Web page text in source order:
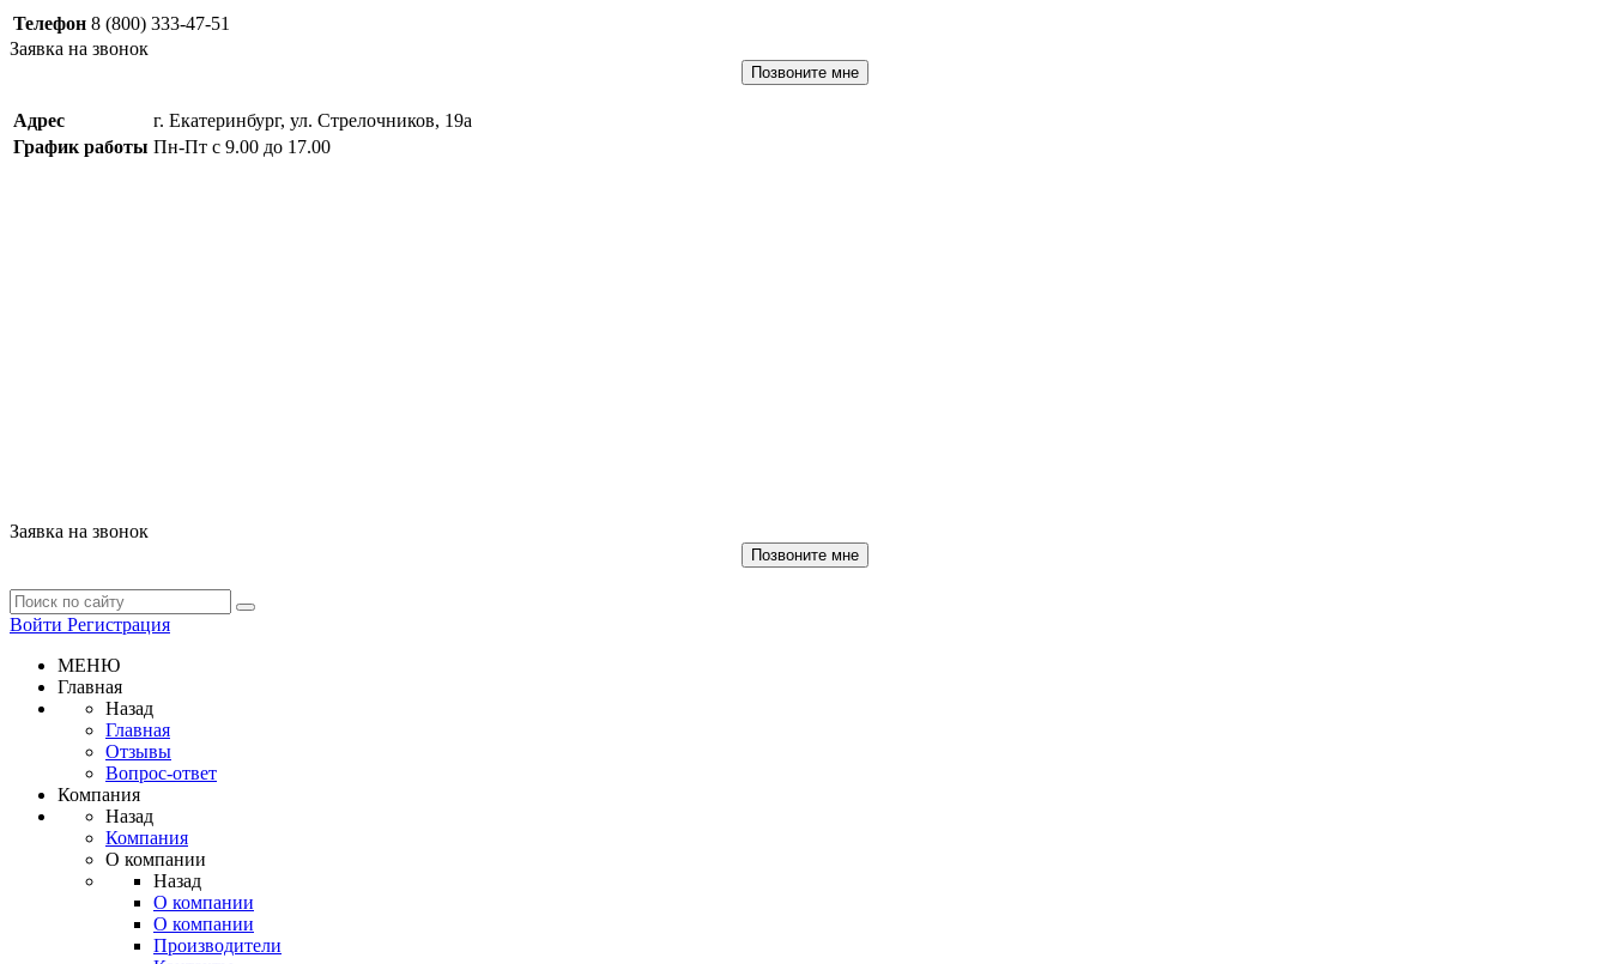
Телефон 8 (800) 333-47-51
Заявка на звонок
Позвоните мне
Адрес
г. Екатеринбург, ул. Стрелочников, 19а
График работы Пн-Пт с 9.00 до 17.00
Заявка на звонок
Позвоните мне
Войти Регистрация
МЕНЮ
Главная
Назад
Главная
Отзывы
Вопрос-ответ
Компания
Назад
Компания
О компании
Назад
О компании
О компании
Производители